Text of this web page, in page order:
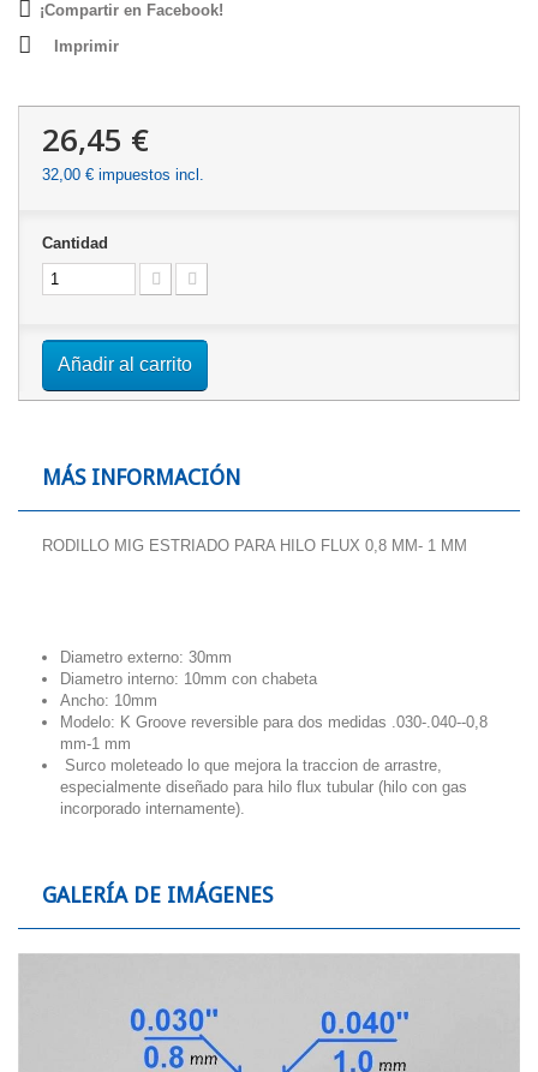
¡Compartir en Facebook!
Imprimir
26,45 €
32,00 € impuestos incl.
Cantidad
Añadir al carrito
MÁS INFORMACIÓN
RODILLO MIG ESTRIADO PARA HILO FLUX 0,8 MM- 1 MM
Diametro externo: 30mm
Diametro interno: 10mm con chabeta
Ancho: 10mm
Modelo: K Groove reversible para dos medidas .030-.040--0,8
mm-1 mm
Surco moleteado lo que mejora la traccion de arrastre,
especialmente diseñado para hilo flux tubular (hilo con gas
incorporado internamente).
GALERÍA DE IMÁGENES